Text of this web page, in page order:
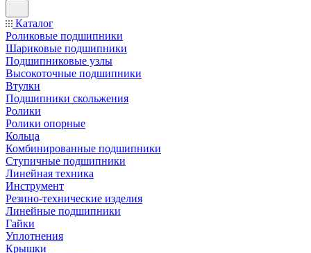
Каталог
Роликовые подшипники
Шариковые подшипники
Подшипниковые узлы
Высокоточные подшипники
Втулки
Подшипники скольжения
Ролики
Ролики опорные
Кольца
Комбинированные подшипники
Ступичные подшипники
Линейная техника
Инструмент
Резино-технические изделия
Линейные подшипники
Гайки
Уплотнения
Крышки